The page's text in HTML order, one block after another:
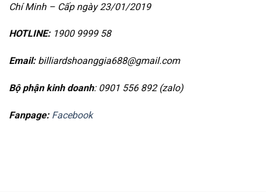
Chí Minh – Cấp ngày 23/01/2019
HOTLINE:1900 9999 58
Email:billiardshoanggia688@gmail.com
Bộ phận kinh doanh: 0901 556 892 (zalo)
Fanpage: Facebook